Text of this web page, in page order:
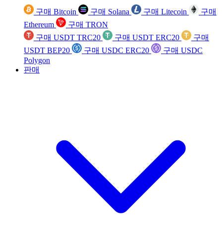
구매 Bitcoin 구매 Solana 구매 Litecoin
구매
Ethereum
구매 TRON
구매 USDT TRC20
구매 USDT ERC20
구매
USDT BEP20
구매 USDC ERC20
구매 USDC
Polygon
판매